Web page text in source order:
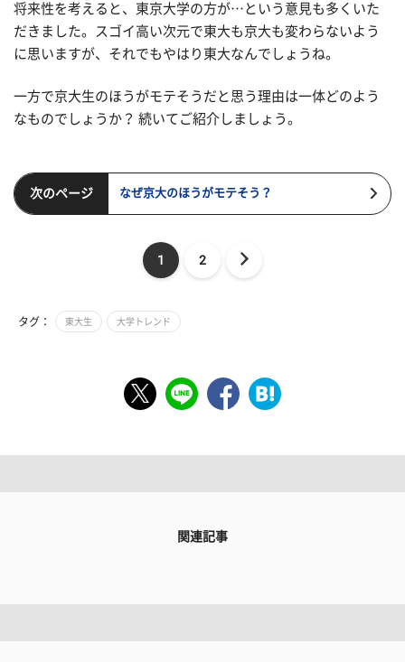
将来性を考えると、東京大学の方が…という意見も多くいた
だきました。スゴイ高い次元で東大も京大も変わらないよう
に思いますが、それでもやはり東大なんでしょうね。
一方で京大生のほうがモテそうだと思う理由は一体どのよう
なものでしょうか？ 続いてご紹介しましょう。
次のページ なぜ京大のほうがモテそう？
1 2
タグ： 東大生 大学トレンド
関連記事